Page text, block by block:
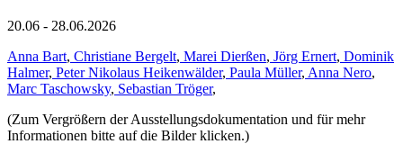
20.06 - 28.06.2026
Anna Bart, Christiane Bergelt, Marei Dierßen, Jörg Ernert, Dominik
Halmer, Peter Nikolaus Heikenwälder, Paula Müller, Anna Nero,
Marc Taschowsky, Sebastian Tröger,
(Zum Vergrößern der Ausstellungsdokumentation und für mehr
Informationen bitte auf die Bilder klicken.)